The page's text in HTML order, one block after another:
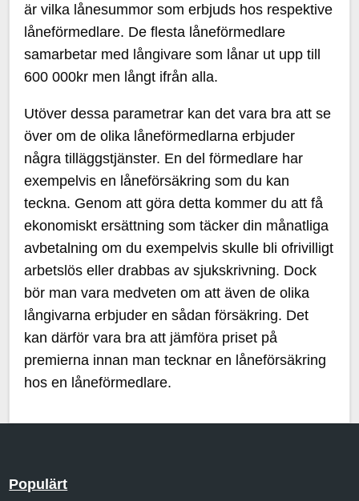
är vilka lånesummor som erbjuds hos respektive
låneförmedlare. De flesta låneförmedlare
samarbetar med långivare som lånar ut upp till
600 000kr men långt ifrån alla.
Utöver dessa parametrar kan det vara bra att se
över om de olika låneförmedlarna erbjuder
några tilläggstjänster. En del förmedlare har
exempelvis en låneförsäkring som du kan
teckna. Genom att göra detta kommer du att få
ekonomiskt ersättning som täcker din månatliga
avbetalning om du exempelvis skulle bli ofrivilligt
arbetslös eller drabbas av sjukskrivning. Dock
bör man vara medveten om att även de olika
långivarna erbjuder en sådan försäkring. Det
kan därför vara bra att jämföra priset på
premierna innan man tecknar en låneförsäkring
hos en låneförmedlare.
Populärt